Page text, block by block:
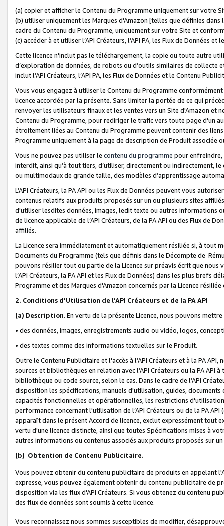
(a) copier et afficher le Contenu du Programme uniquement sur votre
(b) utiliser uniquement les Marques d'Amazon [telles que définies dans
cadre du Contenu du Programme, uniquement sur votre Site et
(c) accéder à et utiliser l’API Créateurs, l’API PA, les Flux de Données
Cette licence n'inclut pas le téléchargement, la copie ou toute autre
d’exploration de données, de robots ou d’outils similaires de
inclut l’API Créateurs, l’API PA, les Flux de Données et le Contenu
Vous vous engagez à utiliser le Contenu du Programme
licence accordée par la présente. Sans limiter la portée de ce qui
renvoyer les utilisateurs finaux et les ventes vers un Site d'Amazon et
Contenu du Programme, pour rediriger le trafic vers toute page d'un
étroitement liées au Contenu du Programme peuvent contenir des
Programme uniquement à la page de description de Produit associée
Vous ne pouvez pas utiliser le contenu du programme pour
interdit, ainsi qu’à tout tiers, d’utiliser, directement ou indirectement,
ou multimodaux de grande taille, des modèles d’apprentissage
L’API Créateurs, la PA API ou les Flux de Données peuvent vous
contenus relatifs aux produits proposés sur un ou plusieurs sites
d'utiliser lesdites données, images, ledit texte ou autres informations
de licence applicable de l’API Créateurs, de la PA API ou des Flux de
affiliés.
La Licence sera immédiatement et automatiquement résiliée si, à
Documents du Programme (tels que définis dans le Décompte de
pouvons résilier tout ou partie de la Licence sur préavis écrit que
l’API Créateurs, la PA API et les Flux de Données) dans les plus
Programme et des Marques d'Amazon concernés par la Licence
2. Conditions d'Utilisation de l’API Créateurs et de la PA API
(a) Description. En vertu de la présente Licence, nous pouvons
• des données, images, enregistrements audio ou vidéo, logos,
• des textes comme des informations textuelles sur le Produit.
Outre le Contenu Publicitaire et l'accès à l’API Créateurs et à la PA
sources et bibliothèques en relation avec l’API Créateurs ou la PA
bibliothèque ou code source, selon le cas. Dans le cadre de l’API
disposition les spécifications, manuels d'utilisation, guides,
capacités fonctionnelles et opérationnelles, les restrictions
performance concernant l'utilisation de l’API Créateurs ou de la PA
apparaît dans le présent Accord de licence, exclut expressément tout
vertu d'une licence distincte, ainsi que toutes Spécifications mises à
autres informations ou contenus associés aux produits proposés sur
(b) Obtention de Contenu Publicitaire.
Vous pouvez obtenir du contenu publicitaire de produits en appelant
expresse, vous pouvez également obtenir du contenu publicitaire de
disposition via les flux d'API Créateurs. Si vous obtenez du contenu
des flux de données sont soumis à cette licence.
Vous reconnaissez nous sommes susceptibles de modifier,